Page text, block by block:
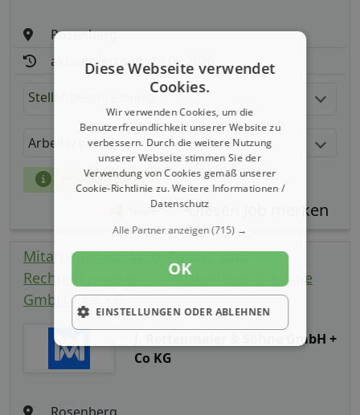
Rosenberg
aktualisiert seit: 10.08.2026
Stellenbeschreibung:
Arbeitszeit Gehalt
mehr Details
Teilen
Mitarbeiter (m/ w/ d) Finanz- und
Rechnungswesen - J. Rettenmaier & Söhne
GmbH + Co KG
J. Rettenmaier & Söhne GmbH +
Co KG
Rosenberg
Diese Webseite verwendet
Cookies.
Wir verwenden Cookies, um die
Benutzerfreundlichkeit unserer Website zu
verbessern. Durch die weitere Nutzung
unserer Webseite stimmen Sie der
Verwendung von Cookies gemäß unserer
Cookie-Richtlinie zu.Weitere Informationen /
Datenschutz
Alle Partner anzeigen(715) →
OK
EINSTELLUNGEN ODER ABLEHNEN